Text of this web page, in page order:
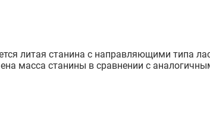
литая станина с направляющими типа
масса станины в сравнении с